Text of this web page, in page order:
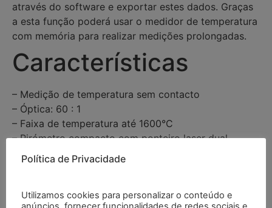
através do software e exportar estes dados. Graças
a esta função poderá usar o medidor de temperatura
com memória para realizar medições prolongadas.
Características
– Medição de temperatura sem contacto
– Óptica: 60 : 1
– Faixa de temperatura até 1600°C
– Pirómetro compacto com ponteiro laser dual
– Ponteiro laser dual indica o diâmetro do ponto de
– Display LCD retroiluminado
Política de Privacidade
Utilizamos cookies para personalizar o conteúdo e